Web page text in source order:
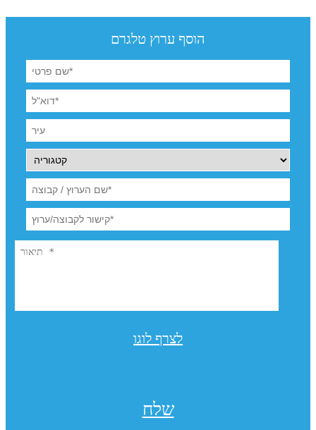
הוסף ערוץ טלגרם
לצרף לוגו
שלח